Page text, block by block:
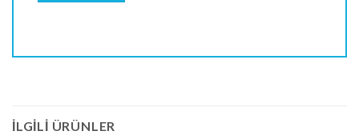
İLGILI ÜRÜNLER